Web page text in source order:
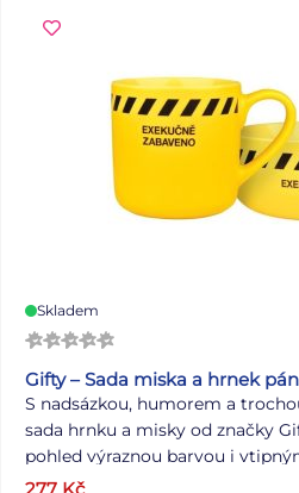
vybaven stříbrnou karabinou,
zavěšení klíčů či přívěsku. Tento
nejen svým vzhledem, ale i
Barva: stříbrná Rozměr: 140 x
Skladem
Gifty – Sada miska a hrnek
S nadsázkou, humorem a
sada hrnku a misky od značky
pohled výraznou barvou i
zabaveno“, který dokáže